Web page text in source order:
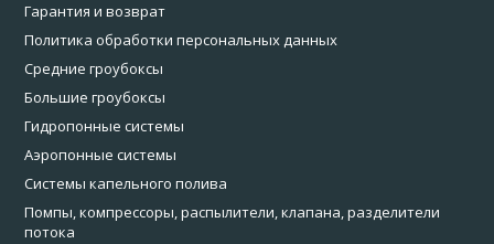
Гарантия и возврат
Политика обработки персональных данных
Средние гроубоксы
Большие гроубоксы
Гидропонные системы
Аэропонные системы
Системы капельного полива
Помпы, компрессоры, распылители, клапана, разделители
потока